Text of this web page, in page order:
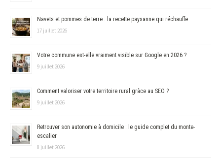
Navets et pommes de terre : la recette paysanne qui réchauffe
17 juillet 2026
Votre commune est-elle vraiment visible sur Google en 2026 ?
9 juillet 2026
Comment valoriser votre territoire rural grâce au SEO ?
9 juillet 2026
Retrouver son autonomie à domicile : le guide complet du monte-
escalier
8 juillet 2026